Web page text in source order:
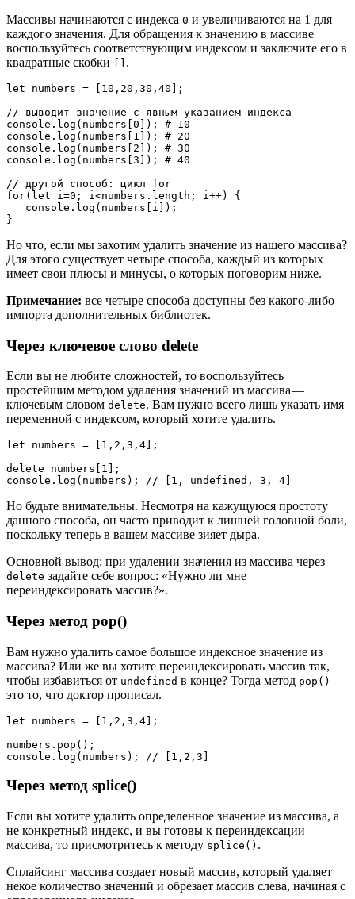
Массивы начинаются с индекса 0 и увеличиваются на 1 для
каждого значения. Для обращения к значению в массиве
воспользуйтесь соответствующим индексом и заключите его в
квадратные скобки
.
let numbers = [10,20,30,40];
// выводит значение с явным указанием индекса
console.log(numbers[0]); # 10
console.log(numbers[1]); # 20
console.log(numbers[2]); # 30
console.log(numbers[3]); # 40
// другой способ: цикл for
for(let i=0; i<numbers.length; i++) {
}
Но что, если мы захотим удалить значение из нашего массива?
Для этого существует четыре способа, каждый из которых
имеет свои плюсы и минусы, о которых поговорим ниже.
Примечание: все четыре способа доступны без какого-либо
импорта дополнительных библиотек.
Через ключевое слово delete
Если вы не любите сложностей, то воспользуйтесь
простейшим методом удаления значений из массива —
ключевым словом delete. Вам нужно всего лишь указать имя
переменной с индексом, который хотите удалить.
let numbers = [1,2,3,4];
delete numbers[1];
console.log(numbers); // [1, undefined, 3, 4]
Но будьте внимательны. Несмотря на кажущуюся простоту
данного способа, он часто приводит к лишней головной боли,
поскольку теперь в вашем массиве зияет дыра.
Основной вывод: при удалении значения из массива через
delete задайте себе вопрос: «Нужно ли мне
переиндексировать массив?».
Через метод pop()
Вам нужно удалить самое большое индексное значение из
массива? Или же вы хотите переиндексировать массив так,
чтобы избавиться от undefined в конце? Тогда метод pop() —
это то, что доктор прописал.
let numbers = [1,2,3,4];
numbers.pop();
Через метод splice()
Если вы хотите удалить определенное значение из массива, а
не конкретный индекс, и вы готовы к переиндексации
массива, то присмотритесь к методу splice() .
Сплайсинг массива создает новый массив, который удаляет
некое количество значений и обрезает массив слева, начиная с